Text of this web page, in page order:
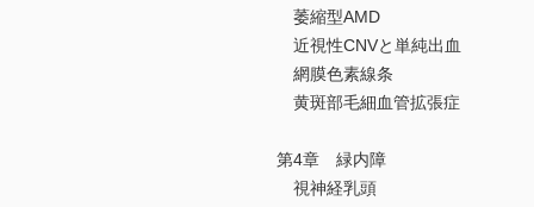
萎縮型AMD
近視性CNVと単純出血
網膜色素線条
黄斑部毛細血管拡張症
第4章 緑内障
視神経乳頭